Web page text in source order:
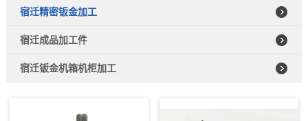
宿迁精密钣金加工
宿迁成品加工件
宿迁钣金机箱机柜加工